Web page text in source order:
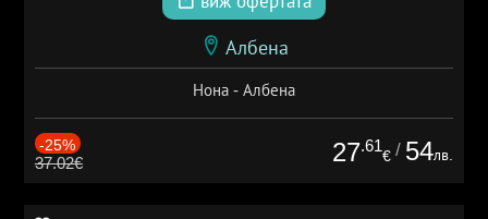
Албена
Нона - Албена
-25%
37.02€ 27.61
€ / 54лв.